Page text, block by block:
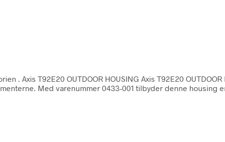
. Axis T92E20 OUTDOOR HOUSING Axis T92E20
Med varenummer 0433-001 tilbyder denne housing